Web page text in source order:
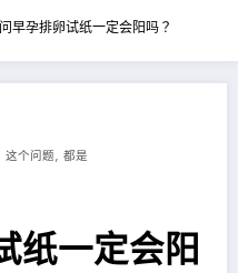
早孕排卵试纸一定会阳吗？
这个问题, 都是
纸一定会阳